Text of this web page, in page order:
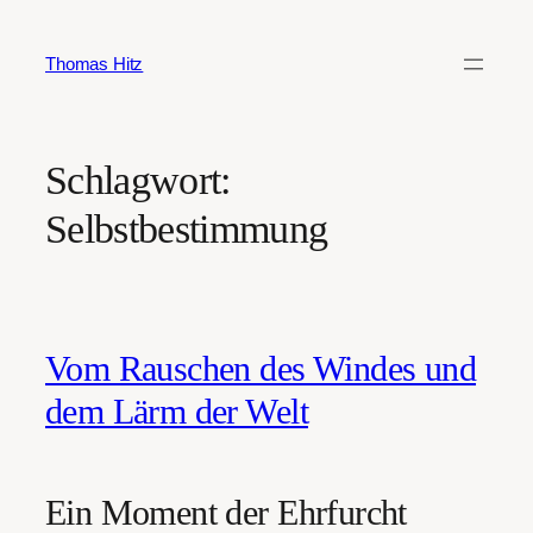
springenThomas Hitz
Schlagwort:
Selbstbestimmung
Vom Rauschen des Windes und
dem Lärm der Welt
Ein Moment der Ehrfurcht